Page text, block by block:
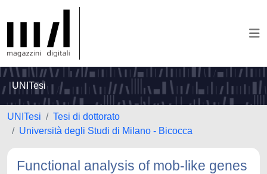
UNITesi
UNITesi
Tesi di dottorato
Università degli Studi di Milano - Bicocca
Functional analysis of mob-like genes